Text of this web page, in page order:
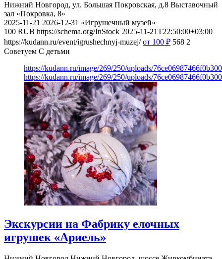
Нижний Новгород, ул. Большая Покровская, д.8 Выставочный
зал «Покровка, 8»
2025-11-21 2026-12-31 «Игрушечный музей»
100 RUB https://schema.org/InStock 2025-11-21T22:50:00+03:00
https://kudann.ru/event/igrushechnyj-muzej/ от 100 ₽ 568 2
Советуем С детьми
https://kudann.ru/image/269/250/uploads/
https://kudann.ru/image/269/250/uploads/
Экскурсии на Фабрику елочных
игрушек «Ариель»